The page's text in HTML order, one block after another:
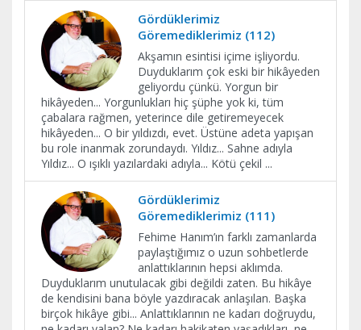
Gördüklerimiz
Göremediklerimiz (112)
Akşamın esintisi içime işliyordu.
Duyduklarım çok eski bir hikâyeden
geliyordu çünkü. Yorgun bir
hikâyeden... Yorgunlukları hiç şüphe yok ki, tüm
çabalara rağmen, yeterince dile getiremeyecek
hikâyeden... O bir yıldızdı, evet. Üstüne adeta yapışan
bu role inanmak zorundaydı. Yıldız... Sahne adıyla
Yıldız... O ışıklı yazılardaki adıyla... Kötü çekil ...
Gördüklerimiz
Göremediklerimiz (111)
Fehime Hanım’ın farklı zamanlarda
paylaştığımız o uzun sohbetlerde
anlattıklarının hepsi aklımda.
Duyduklarım unutulacak gibi değildi zaten. Bu hikâye
de kendisini bana böyle yazdıracak anlaşılan. Başka
birçok hikâye gibi... Anlattıklarının ne kadarı doğruydu,